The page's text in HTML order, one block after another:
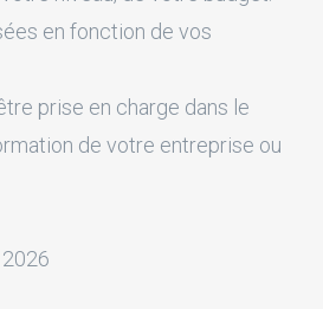
en fonction de vos
prise en charge dans le
de votre entreprise ou